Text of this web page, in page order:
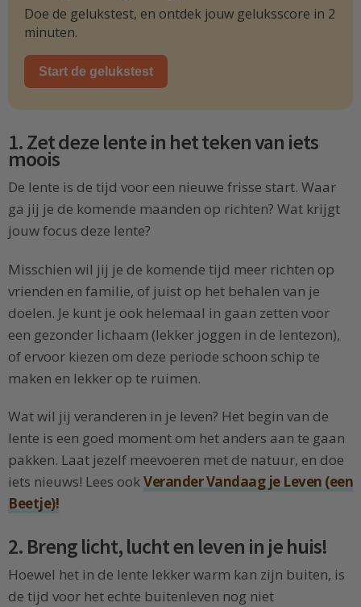
Doe de gelukstest, en ontdek jouw geluksscore in 2
minuten.
Start de gelukstest
1. Zet deze lente in het teken van iets
moois
De lente is de tijd voor een nieuwe frisse start. Waar
ga jij je de komende maanden op richten? Wat krijgt
jouw focus deze lente?
Misschien wil jij je de komende tijd meer richten op
vrienden en familie, of juist op het behalen van je
doelen. Je kunt je ook helemaal in gaan zetten voor
een gezonder lichaam (lekker joggen in de lentezon),
of ervoor kiezen om deze periode schoon schip te
maken en lekker op te ruimen.
Wat wil jij veranderen in je leven? Het begin van de
lente is een goed moment om het anders aan te gaan
pakken. Laat jezelf meevoeren met de natuur, en doe
iets nieuws! Lees ookVerander Vandaag je Leven (een
Beetje)!
2. Breng licht, lucht en leven in je huis!
Hoewel het in de lente lekker warm kan zijn buiten, is
de tijd voor het echte buitenleven nog niet